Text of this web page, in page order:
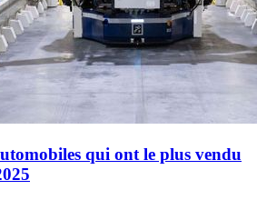
qui ont le plus vendu